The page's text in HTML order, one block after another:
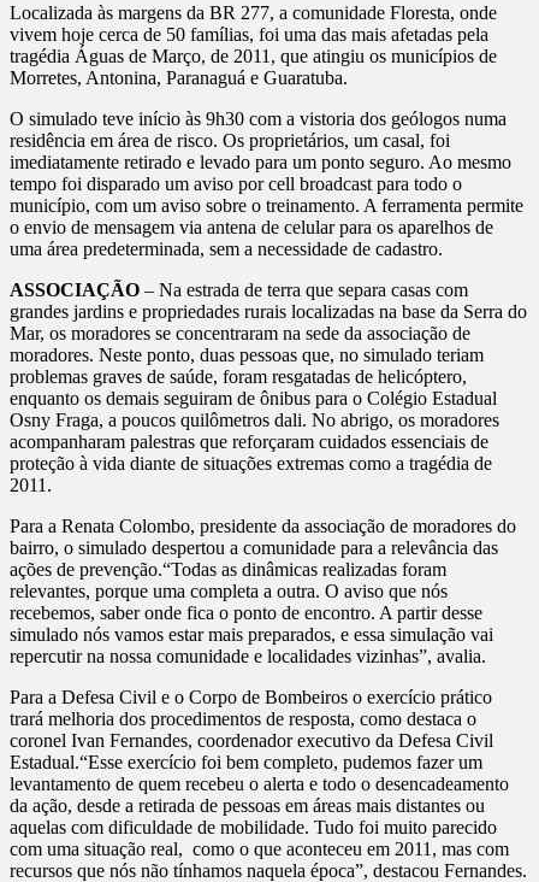
Localizada às margens da BR 277, a comunidade Floresta, onde
vivem hoje cerca de 50 famílias, foi uma das mais afetadas pela
tragédia Águas de Março, de 2011, que atingiu os municípios de
Morretes, Antonina, Paranaguá e Guaratuba.
O simulado teve início às 9h30 com a vistoria dos geólogos numa
residência em área de risco. Os proprietários, um casal, foi
imediatamente retirado e levado para um ponto seguro. Ao mesmo
tempo foi disparado um aviso por cell broadcast para todo o
município, com um aviso sobre o treinamento. A ferramenta permite
o envio de mensagem via antena de celular para os aparelhos de
uma área predeterminada, sem a necessidade de cadastro.
ASSOCIAÇÃO – Na estrada de terra que separa casas com
grandes jardins e propriedades rurais localizadas na base da Serra do
Mar, os moradores se concentraram na sede da associação de
moradores. Neste ponto, duas pessoas que, no simulado teriam
problemas graves de saúde, foram resgatadas de helicóptero,
enquanto os demais seguiram de ônibus para o Colégio Estadual
Osny Fraga, a poucos quilômetros dali. No abrigo, os moradores
acompanharam palestras que reforçaram cuidados essenciais de
proteção à vida diante de situações extremas como a tragédia de
2011.
Para a Renata Colombo, presidente da associação de moradores do
bairro, o simulado despertou a comunidade para a relevância das
ações de prevenção.“Todas as dinâmicas realizadas foram
relevantes, porque uma completa a outra. O aviso que nós
recebemos, saber onde fica o ponto de encontro. A partir desse
simulado nós vamos estar mais preparados, e essa simulação vai
repercutir na nossa comunidade e localidades vizinhas”, avalia.
Para a Defesa Civil e o Corpo de Bombeiros o exercício prático
trará melhoria dos procedimentos de resposta, como destaca o
coronel Ivan Fernandes, coordenador executivo da Defesa Civil
Estadual.“Esse exercício foi bem completo, pudemos fazer um
levantamento de quem recebeu o alerta e todo o desencadeamento
da ação, desde a retirada de pessoas em áreas mais distantes ou
aquelas com dificuldade de mobilidade. Tudo foi muito parecido
com uma situação real, como o que aconteceu em 2011, mas com
recursos que nós não tínhamos naquela época”, destacou Fernandes.